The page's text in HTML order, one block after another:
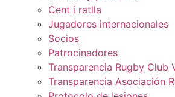
Cent i ratlla
Jugadores internacionales
Socios
Patrocinadores
Transparencia Rugby Club
Transparencia Asociación